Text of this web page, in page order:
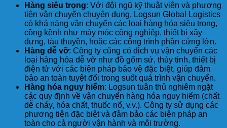
Hàng siêu trọng: Với đội ngũ kỹ thuật viên và phương
tiện vận chuyển chuyên dụng, Logsun Global Logistics
có khả năng vận chuyển các loại hàng hóa siêu trọng,
cồng kềnh như máy móc công nghiệp, thiết bị xây
dựng, tàu thuyền, hoặc các công trình phần cứng lớn.
Hàng dễ vỡ: Công ty cũng có dịch vụ vận chuyển các
loại hàng hóa dễ vỡ như đồ gốm sứ, thủy tinh, thiết bị
điện tử với các biện pháp bảo vệ đặc biệt, giúp đảm
bảo an toàn tuyệt đối trong suốt quá trình vận chuyển.
Hàng hóa nguy hiểm: Logsun tuân thủ nghiêm ngặt
các quy định về vận chuyển hàng hóa nguy hiểm (chất
dễ cháy, hóa chất, thuốc nổ, v.v.). Công ty sử dụng các
phương tiện đặc biệt và đảm bảo các biện pháp an
toàn cho cả người vận hành và môi trường.